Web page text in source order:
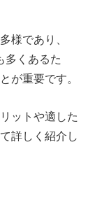
様であり、
多くあるた
が重要です。
ットや適した
詳しく紹介し